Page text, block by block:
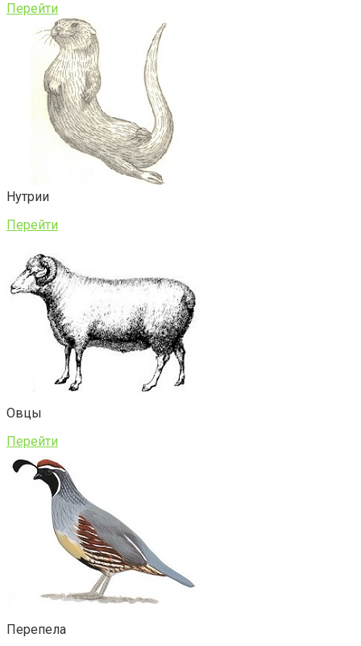
Перейти
Нутрии
Перейти
Овцы
Перейти
Перепела